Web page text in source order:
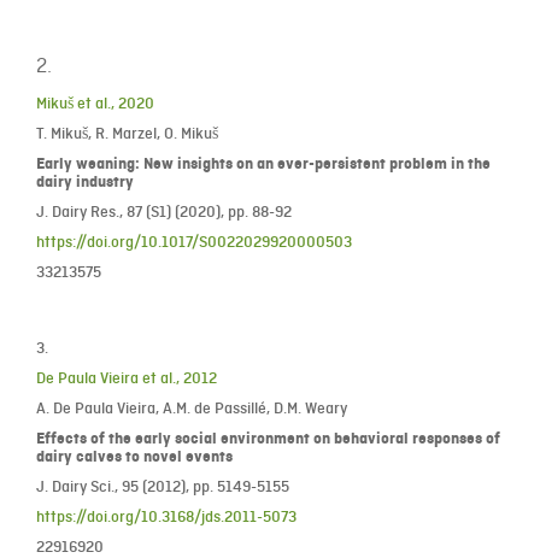
2.
Mikuš et al., 2020
T. Mikuš, R. Marzel, O. Mikuš
Early weaning: New insights on an ever-persistent problem in the
dairy industry
J. Dairy Res., 87 (S1) (2020), pp. 88-92
https://doi.org/10.1017/S0022029920000503
33213575
3.
De Paula Vieira et al., 2012
A. De Paula Vieira, A.M. de Passillé, D.M. Weary
Effects of the early social environment on behavioral responses of
dairy calves to novel events
J. Dairy Sci., 95 (2012), pp. 5149-5155
https://doi.org/10.3168/jds.2011-5073
22916920